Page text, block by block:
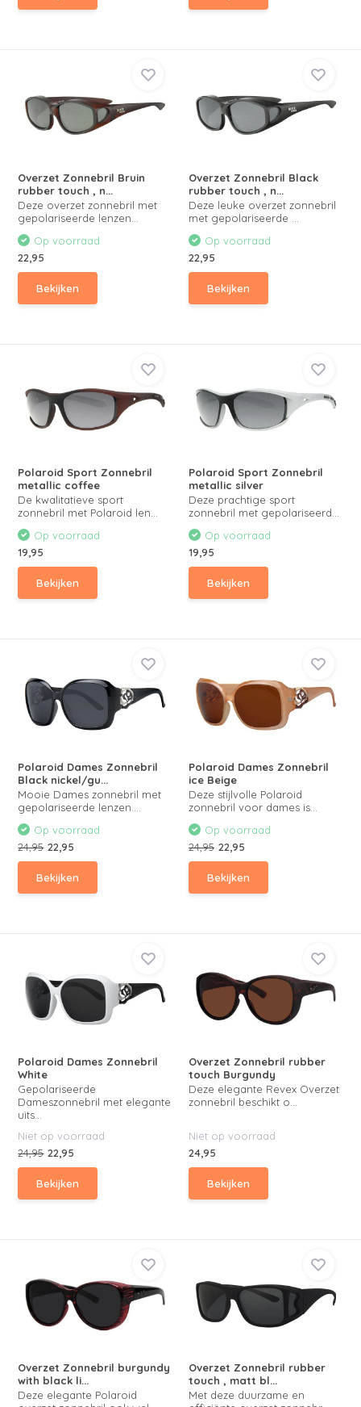
Overzet Zonnebril Bruin
rubber touch , n...
Deze overzet zonnebril met
gepolariseerde lenzen...
Op voorraad
22,95
Bekijken
Overzet Zonnebril Black
rubber touch , n...
Deze leuke overzet zonnebril
met gepolariseerde ...
Op voorraad
22,95
Bekijken
Polaroid Sport Zonnebril
metallic coffee
De kwalitatieve sport
zonnebril met Polaroid len...
Op voorraad
19,95
Bekijken
Polaroid Sport Zonnebril
metallic silver
Deze prachtige sport
zonnebril met gepolariseerd...
Op voorraad
19,95
Bekijken
Polaroid Dames Zonnebril
Black nickel/gu...
Mooie Dames zonnebril met
gepolariseerde lenzen....
Op voorraad
24,95 22,95
Bekijken
Polaroid Dames Zonnebril
ice Beige
Deze stijlvolle Polaroid
zonnebril voor dames is...
Op voorraad
24,95 22,95
Bekijken
Polaroid Dames Zonnebril
White
Gepolariseerde
Dameszonnebril met elegante
uits...
Niet op voorraad
24,95 22,95
Bekijken
Overzet Zonnebril rubber
touch Burgundy
Deze elegante Revex Overzet
zonnebril beschikt o...
Niet op voorraad
24,95
Bekijken
Overzet Zonnebril burgundy
with black li...
Deze elegante Polaroid
Overzet Zonnebril rubber
touch , matt bl...
Met deze duurzame en